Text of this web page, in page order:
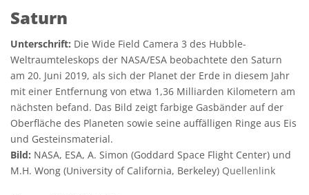
Saturn
Unterschrift: Die Wide Field Camera 3 des Hubble-
Weltraumteleskops der NASA/ESA beobachtete den Saturn
am 20. Juni 2019, als sich der Planet der Erde in diesem Jahr
mit einer Entfernung von etwa 1,36 Milliarden Kilometern am
nächsten befand. Das Bild zeigt farbige Gasbänder auf der
Oberfläche des Planeten sowie seine auffälligen Ringe aus Eis
und Gesteinsmaterial.
Bild: NASA, ESA, A. Simon (Goddard Space Flight Center) und
M.H. Wong (University of California, Berkeley) Quellenlink